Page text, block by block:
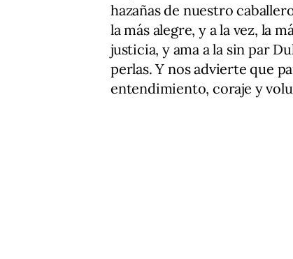
hazañas de nuestro
la más alegre, y a la vez, la
justicia, y ama a la sin par
perlas. Y nos advierte que
entendimiento, coraje y